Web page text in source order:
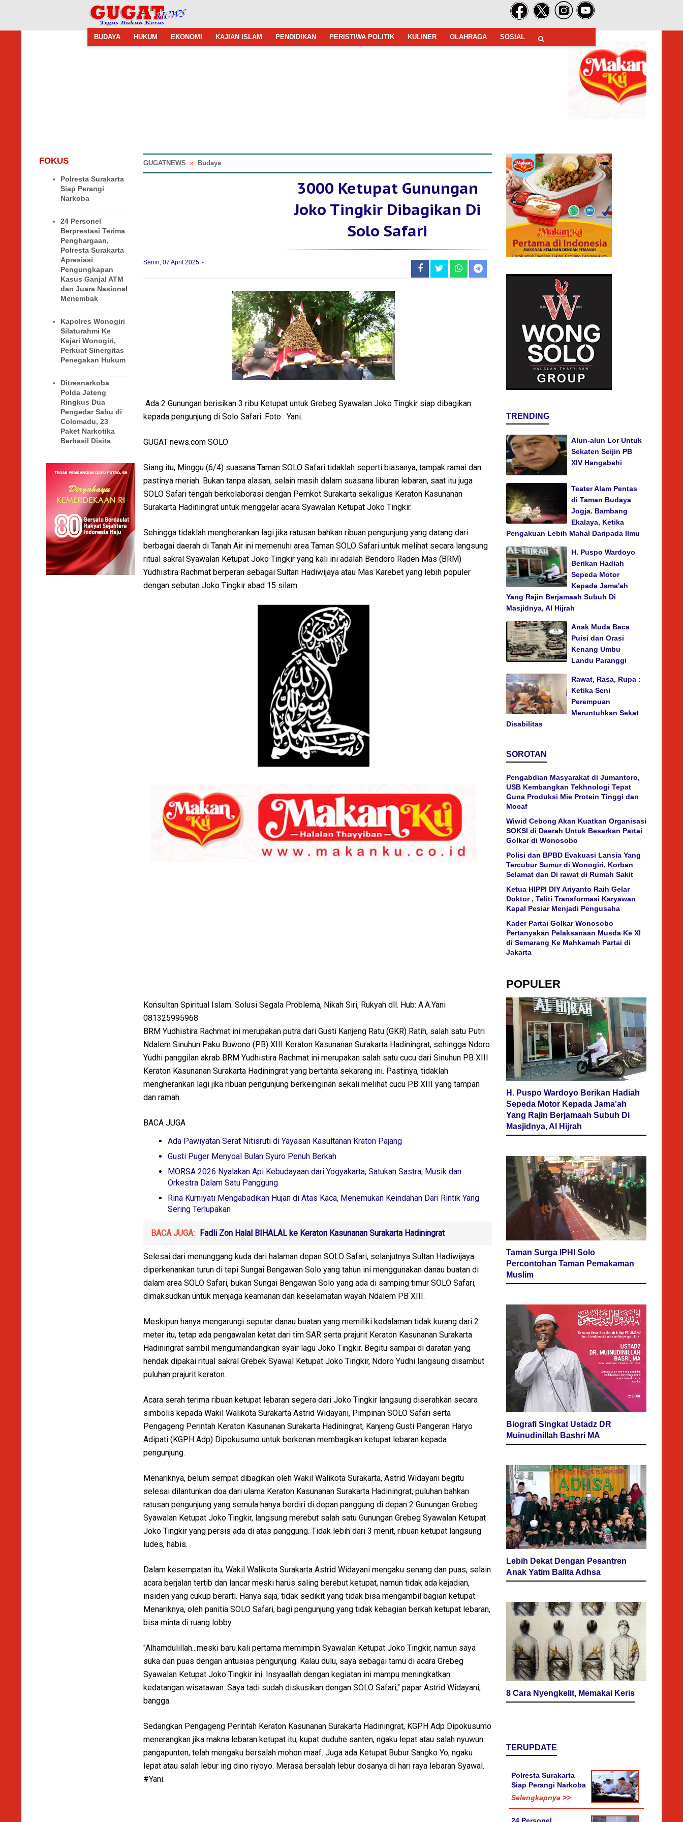
BUDAYA HUKUM EKONOMI KAJIAN ISLAM PENDIDIKAN PERISTIWA POLITIK KULINER OLAHRAGA SOSIAL
FOKUS
Polresta Surakarta
Siap Perangi
Narkoba
24 Personel
Berprestasi Terima
Penghargaan,
Polresta Surakarta
Apresiasi
Pengungkapan
Kasus Ganjal ATM
dan Juara Nasional
Menembak
Kapolres Wonogiri
Silaturahmi Ke
Kejari Wonogiri,
Perkuat Sinergitas
Penegakan Hukum
Ditresnarkoba
Polda Jateng
Ringkus Dua
Pengedar Sabu di
Colomadu, 23
Paket Narkotika
Berhasil Disita
GUGATNEWS » Budaya
3000 Ketupat Gunungan
Joko Tingkir Dibagikan Di
Solo Safari
Senin, 07 April 2025
Ada 2 Gunungan berisikan 3 ribu Ketupat untuk Grebeg Syawalan Joko Tingkir siap dibagikan
kepada pengunjung di Solo Safari. Foto : Yani.
GUGAT news.com SOLO
Siang itu, Minggu (6/4) suasana Taman SOLO Safari tidaklah seperti biasanya, tampak ramai dan
pastinya meriah. Bukan tanpa alasan, selain masih dalam suasana liburan lebaran, saat itu juga
SOLO Safari tengah berkolaborasi dengan Pemkot Surakarta sekaligus Keraton Kasunanan
Surakarta Hadiningrat untuk menggelar acara Syawalan Ketupat Joko Tingkir.
Sehingga tidaklah mengherankan lagi jika ratusan bahkan ribuan pengunjung yang datang dari
berbagai daerah di Tanah Air ini memenuhi area Taman SOLO Safari untuk melihat secara langsung
ritual sakral Syawalan Ketupat Joko Tingkir yang kali ini adalah Bendoro Raden Mas (BRM)
Yudhistira Rachmat berperan sebagai Sultan Hadiwijaya atau Mas Karebet yang lebih populer
dengan sebutan Joko Tingkir abad 15 silam.
Konsultan Spiritual Islam. Solusi Segala Problema, Nikah Siri, Rukyah dll. Hub: A.A.Yani
081325995968
BRM Yudhistira Rachmat ini merupakan putra dari Gusti Kanjeng Ratu (GKR) Ratih, salah satu Putri
Ndalem Sinuhun Paku Buwono (PB) XIII Keraton Kasunanan Surakarta Hadiningrat, sehingga Ndoro
Yudhi panggilan akrab BRM Yudhistira Rachmat ini merupakan salah satu cucu dari Sinuhun PB XIII
Keraton Kasunanan Surakarta Hadiningrat yang bertahta sekarang ini. Pastinya, tidaklah
mengherankan lagi jika ribuan pengunjung berkeinginan sekali melihat cucu PB XIII yang tampan
dan ramah.
BACA JUGA
Ada Pawiyatan Serat Nitisruti di Yayasan Kasultanan Kraton Pajang
Gusti Puger Menyoal Bulan Syuro Penuh Berkah
MORSA 2026 Nyalakan Api Kebudayaan dari Yogyakarta, Satukan Sastra, Musik dan
Orkestra Dalam Satu Panggung
Rina Kurniyati Mengabadikan Hujan di Atas Kaca, Menemukan Keindahan Dari Rintik Yang
Sering Terlupakan
BACA JUGA: Fadli Zon Halal BIHALAL ke Keraton Kasunanan Surakarta Hadiningrat
Selesai dari menunggang kuda dari halaman depan SOLO Safari, selanjutnya Sultan Hadiwijaya
diperkenankan turun di tepi Sungai Bengawan Solo yang tahun ini menggunakan danau buatan di
dalam area SOLO Safari, bukan Sungai Bengawan Solo yang ada di samping timur SOLO Safari,
dimaksudkan untuk menjaga keamanan dan keselamatan wayah Ndalem PB XIII.
Meskipun hanya mengarungi seputar danau buatan yang memiliki kedalaman tidak kurang dari 2
meter itu, tetap ada pengawalan ketat dari tim SAR serta prajurit Keraton Kasunanan Surakarta
Hadiningrat sambil mengumandangkan syair lagu Joko Tingkir. Begitu sampai di daratan yang
hendak dipakai ritual sakral Grebek Syawal Ketupat Joko Tingkir, Ndoro Yudhi langsung disambut
puluhan prajurit keraton.
Acara serah terima ribuan ketupat lebaran segera dari Joko Tingkir langsung diserahkan secara
simbolis kepada Wakil Walikota Surakarta Astrid Widayani, Pimpinan SOLO Safari serta
Pengageng Perintah Keraton Kasunanan Surakarta Hadiningrat, Kanjeng Gusti Pangeran Haryo
Adipati (KGPH Adp) Dipokusumo untuk berkenan membagikan ketupat lebaran kepada
pengunjung.
Menariknya, belum sempat dibagikan oleh Wakil Walikota Surakarta, Astrid Widayani begitu
selesai dilantunkan doa dari ulama Keraton Kasunanan Surakarta Hadiningrat, puluhan bahkan
ratusan pengunjung yang semula hanya berdiri di depan panggung di depan 2 Gunungan Grebeg
Syawalan Ketupat Joko Tingkir, langsung merebut salah satu Gunungan Grebeg Syawalan Ketupat
Joko Tingkir yang persis ada di atas panggung. Tidak lebih dari 3 menit, ribuan ketupat langsung
ludes, habis.
Dalam kesempatan itu, Wakil Walikota Surakarta Astrid Widayani mengaku senang dan puas, selain
acara berjalan tertib dan lancar meski harus saling berebut ketupat, namun tidak ada kejadian,
insiden yang cukup berarti. Hanya saja, tidak sedikit yang tidak bisa mengambil bagian ketupat.
Menariknya, oleh panitia SOLO Safari, bagi pengunjung yang tidak kebagian berkah ketupat lebaran,
bisa minta di ruang lobby.
"Alhamdulillah...meski baru kali pertama memimpin Syawalan Ketupat Joko Tingkir, namun saya
suka dan puas dengan antusias pengunjung. Kalau dulu, saya sebagai tamu di acara Grebeg
Syawalan Ketupat Joko Tingkir ini. Insyaallah dengan kegiatan ini mampu meningkatkan
kedatangan wisatawan. Saya tadi sudah diskusikan dengan SOLO Safari," papar Astrid Widayani,
bangga.
Sedangkan Pengageng Perintah Keraton Kasunanan Surakarta Hadiningrat, KGPH Adp Dipokusumo
menerangkan jika makna lebaran ketupat itu, kupat duduhe santen, ngaku lepat atau salah nyuwun
pangapunten, telah mengaku bersalah mohon maaf. Juga ada Ketupat Bubur Sangko Yo, ngaku
lepat atau salah lebur ing dino riyoyo. Merasa bersalah lebur dosanya di hari raya lebaran Syawal.
#Yani.
TRENDING
Alun-alun Lor Untuk
Sekaten Seijin PB
XIV Hangabehi
Teater Alam Pentas
di Taman Budaya
Jogja. Bambang
Ekalaya, Ketika
Pengakuan Lebih Mahal Daripada Ilmu
H. Puspo Wardoyo
Berikan Hadiah
Sepeda Motor
Kepada Jama'ah
Yang Rajin Berjamaah Subuh Di
Masjidnya, Al Hijrah
Anak Muda Baca
Puisi dan Orasi
Kenang Umbu
Landu Paranggi
Rawat, Rasa, Rupa :
Ketika Seni
Perempuan
Meruntuhkan Sekat
Disabilitas
SOROTAN
Pengabdian Masyarakat di Jumantoro,
USB Kembangkan Tekhnologi Tepat
Guna Produksi Mie Protein Tinggi dan
Mocaf
Wiwid Cebong Akan Kuatkan Organisasi
SOKSI di Daerah Untuk Besarkan Partai
Golkar di Wonosobo
Polisi dan BPBD Evakuasi Lansia Yang
Tercubur Sumur di Wonogiri, Korban
Selamat dan Di rawat di Rumah Sakit
Ketua HIPPI DIY Ariyanto Raih Gelar
Doktor , Teliti Transformasi Karyawan
Kapal Pesiar Menjadi Pengusaha
Kader Partai Golkar Wonosobo
Pertanyakan Pelaksanaan Musda Ke XI
di Semarang Ke Mahkamah Partai di
Jakarta
POPULER
H. Puspo Wardoyo Berikan Hadiah
Sepeda Motor Kepada Jama'ah
Yang Rajin Berjamaah Subuh Di
Masjidnya, Al Hijrah
Taman Surga IPHI Solo
Percontohan Taman Pemakaman
Muslim
Biografi Singkat Ustadz DR
Muinudinillah Bashri MA
Lebih Dekat Dengan Pesantren
Anak Yatim Balita Adhsa
8 Cara Nyengkelit, Memakai Keris
TERUPDATE
Polresta Surakarta
Siap Perangi Narkoba
Selengkapnya >>
24 Personel